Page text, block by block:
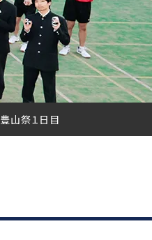
豊山祭１日目